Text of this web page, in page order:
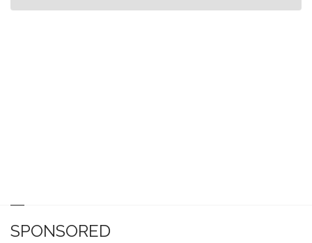
SPONSORED